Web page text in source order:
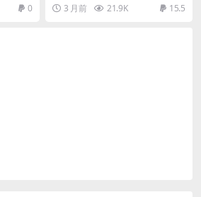
0 3 月前 21.9K 15.5